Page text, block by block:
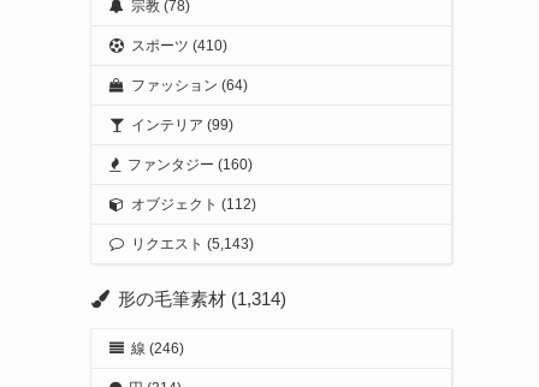
宗教 (78)
スポーツ (410)
ファッション (64)
インテリア (99)
ファンタジー (160)
オブジェクト (112)
リクエスト (5,143)
形の毛筆素材 (1,314)
線 (246)